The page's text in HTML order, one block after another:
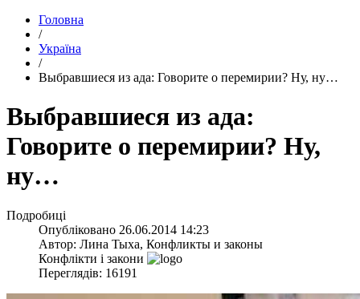
Головна
/
Україна
/
Выбравшиеся из ада: Говорите о перемирии? Ну, ну…
Выбравшиеся из ада:
Говорите о перемирии? Ну,
ну…
Подробиці
Опубліковано 26.06.2014 14:23
Автор: Лина Тыха, Конфликты и законы
Конфлікти і закони
Переглядів: 16191